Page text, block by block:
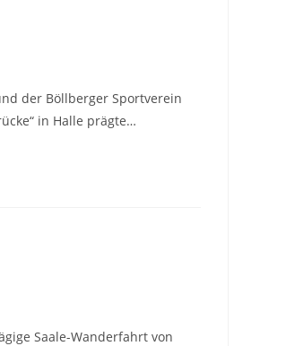
der Böllberger Sportverein
in Halle prägte…
Saale-Wanderfahrt von